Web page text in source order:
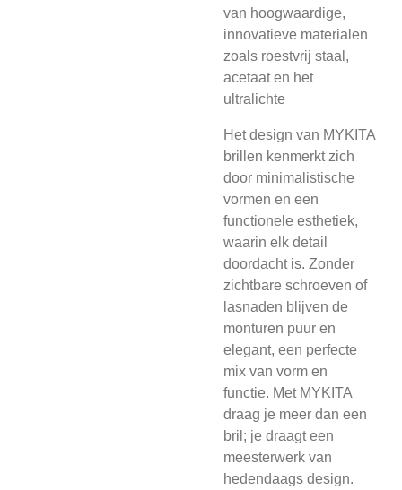
van hoogwaardige,
innovatieve materialen
zoals roestvrij staal,
acetaat en het
ultralichte
Het design van MYKITA
brillen kenmerkt zich
door minimalistische
vormen en een
functionele esthetiek,
waarin elk detail
doordacht is. Zonder
zichtbare schroeven of
lasnaden blijven de
monturen puur en
elegant, een perfecte
mix van vorm en
functie. Met MYKITA
draag je meer dan een
bril; je draagt een
meesterwerk van
hedendaags design.